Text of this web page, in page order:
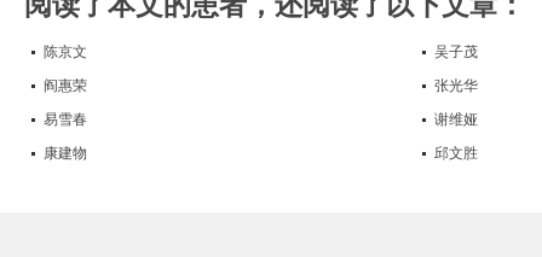
陈京文
吴子茂
阎惠荣
张光华
易雪春
谢维娅
康建物
邱文胜